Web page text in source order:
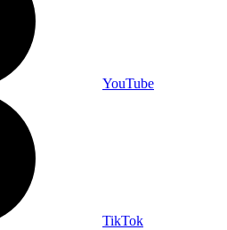
YouTube
TikTok